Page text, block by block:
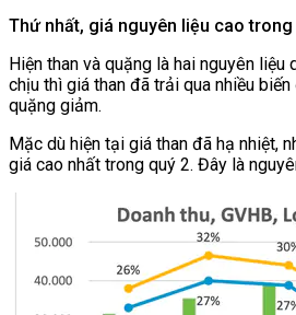
Thứ nhất, giá nguyên liệu cao
Hiện than và quặng là hai nguyên
chịu thì giá than đã trải qua nhiều
quặng giảm.
Mặc dù hiện tại giá than đã hạ nhiệt,
giá cao nhất trong quý 2. Đây là